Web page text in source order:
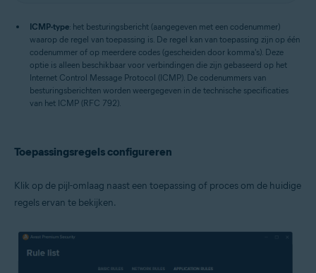
ICMP-type: het besturingsbericht (aangegeven met een codenummer)
waarop de regel van toepassing is. De regel kan van toepassing zijn op één
codenummer of op meerdere codes (gescheiden door komma's). Deze
optie is alleen beschikbaar voor verbindingen die zijn gebaseerd op het
Internet Control Message Protocol (ICMP). De codenummers van
besturingsberichten worden weergegeven in de technische specificaties
van het ICMP (RFC 792).
Toepassingsregels configureren
Klik op de pijl-omlaag naast een toepassing of proces om de huidige
regels ervan te bekijken.